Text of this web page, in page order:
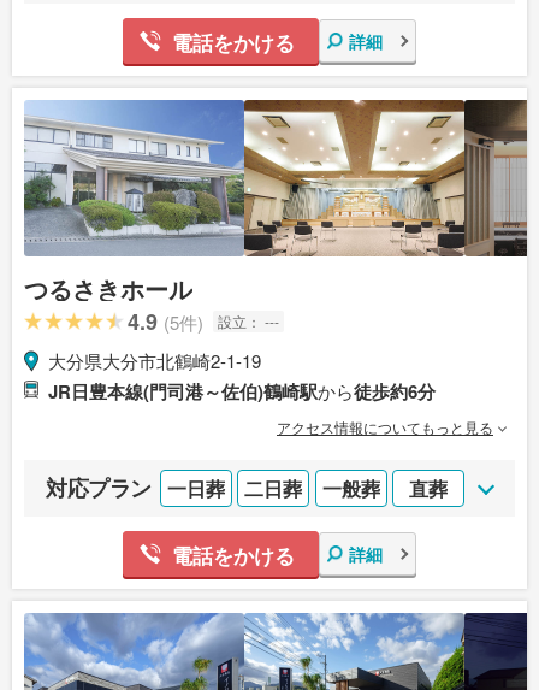
電話をかける 詳細
つるさきホール
4.9 (5件) 設立： ---
大分県大分市北鶴崎2-1-19
JR日豊本線(門司港～佐伯)鶴崎駅から徒歩約6分
アクセス情報についてもっと見る
対応プラン 一日葬 二日葬 一般葬 直葬
電話をかける 詳細